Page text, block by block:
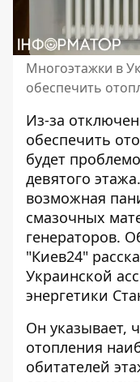
Многоэтажки в
обеспечить
Из-за
обеспечить
будет
девятого
возможная
смазочных
генераторов.
"Киев24"
Украинской
энергетики
Он указывает,
отопления
обитателей